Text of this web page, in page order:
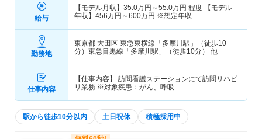
給与
【モデル月収】 35.0万円～55.0万円 程度 【モデル
年収】 456万円～600万円 ※想定年収
勤務地
東京都 大田区 東急東横線「多摩川駅」（徒歩10
分）東急目黒線「多摩川駅」（徒歩10分） 他
仕事内容
【仕事内容】 訪問看護ステーションにて訪問リハビ
リ業務 ※対象疾患：がん、呼吸…
駅から徒歩10分以内 土日祝休 積極採用中